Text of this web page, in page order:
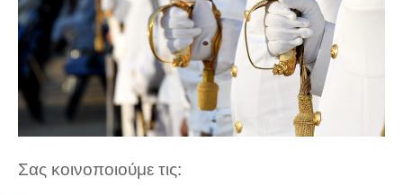
Σας κοινοποιούμε τις: